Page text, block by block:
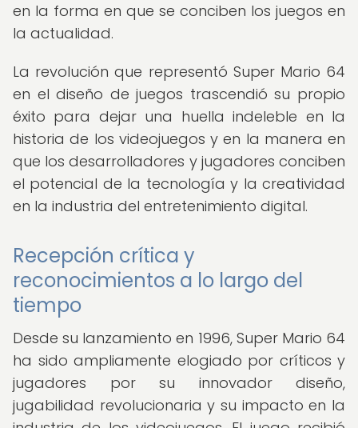
en la forma en que se conciben los juegos en
la actualidad.
La revolución que representó Super Mario 64
en el diseño de juegos trascendió su propio
éxito para dejar una huella indeleble en la
historia de los videojuegos y en la manera en
que los desarrolladores y jugadores conciben
el potencial de la tecnología y la creatividad
en la industria del entretenimiento digital.
Recepción crítica y
reconocimientos a lo largo del
tiempo
Desde su lanzamiento en 1996, Super Mario 64
ha sido ampliamente elogiado por críticos y
jugadores por su innovador diseño,
jugabilidad revolucionaria y su impacto en la